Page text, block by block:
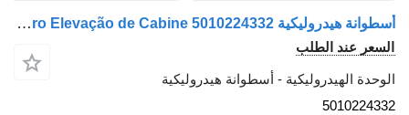
أسطوانة هيدروليكية Renault Premium Cilindro Elevação de Cabine 5010224332 لـ الشاحنات Renault Premium
السعر عند الطلب
الوحدة الهيدروليكية - أسطوانة هيدروليكية
5010224332